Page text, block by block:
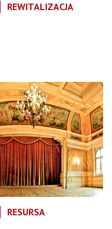
REWITALIZACJA
RESURSA